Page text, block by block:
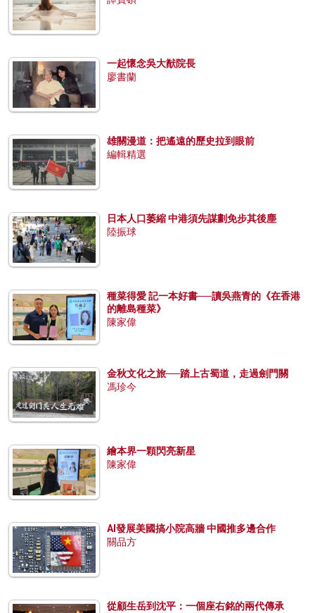
一起懷念吳大猷院長
廖書蘭
雄關漫道：把遙遠的歷史拉到眼前
編輯精選
日本人口萎縮 中港須先謀劃免步其後塵
陸振球
種菜得愛 記一本好書──讀吳燕青的《在香港
的離島種菜》
陳家偉
金秋文化之旅──踏上古蜀道，走過劍門關
馮珍今
繪本界一顆閃亮新星
陳家偉
AI發展美國搞小院高牆 中國推多邊合作
關品方
從顧生岳到沈平：一個座右銘的兩代傳承